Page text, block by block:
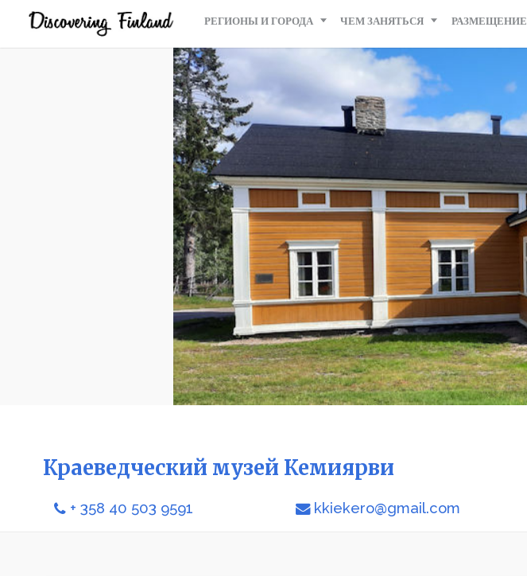
РЕГИОНЫ И ГОРОДА ЧЕМ ЗАНЯТЬСЯ РАЗМЕЩЕНИЕ
Краеведческий музей Кемиярви
+ 358 40 503 9591 kkiekero@gmail.com